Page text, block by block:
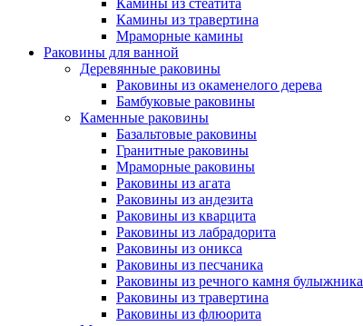
Камины из стеатита
Камины из травертина
Мраморные камины
Раковины для ванной
Деревянные раковины
Раковины из окаменелого дерева
Бамбуковые раковины
Каменные раковины
Базальтовые раковины
Гранитные раковины
Мраморные раковины
Раковины из агата
Раковины из андезита
Раковины из кварцита
Раковины из лабрадорита
Раковины из оникса
Раковины из песчаника
Раковины из речного камня булыжника
Раковины из травертина
Раковины из флюорита